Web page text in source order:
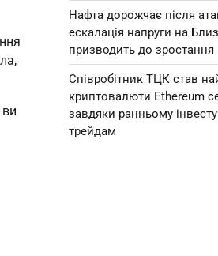
Нафта дорожчає після
ескалація напруги на
призводить до зростання
Співробітник ТЦК став
криптовалюти Ethereum
завдяки ранньому
трейдам